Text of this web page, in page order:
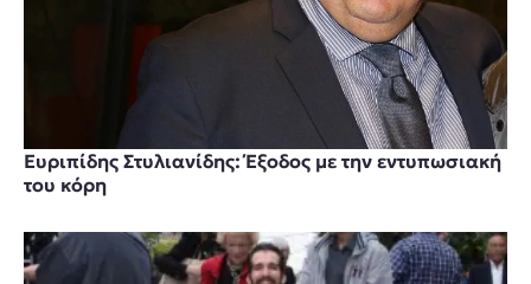
Ευριπίδης Στυλιανίδης: Έξοδος με την εντυπωσιακή
του κόρη